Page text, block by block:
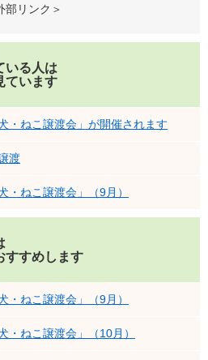
部リンク＞
いる人は
ています
・ねこ譲渡会」が開催されます
渡
・ねこ譲渡会」（9月）
すすめします
・ねこ譲渡会」（9月）
・ねこ譲渡会」（10月）